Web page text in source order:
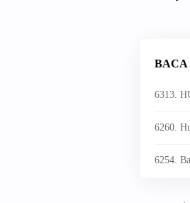
BACA
6313.
6260.
6254.